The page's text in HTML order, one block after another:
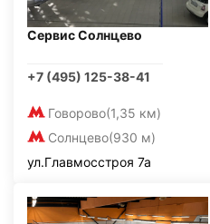
Сервис Солнцево
+7 (495) 125-38-41
Говорово(1,35 км)
Солнцево(930 м)
ул.Главмосстроя 7а